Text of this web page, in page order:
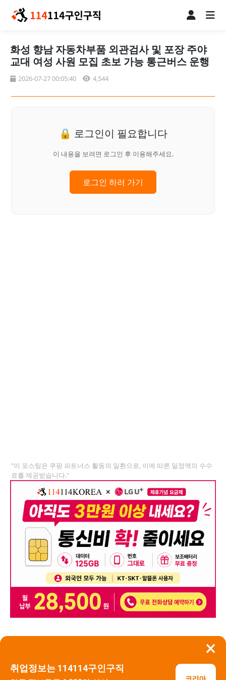
×
취업정보는 114114구인구직
화성 향남 자동차부품 외관검사 및 포장 주야
교대 여성 사원 모집 초보 가능 통근버스 운행
2026-07-27 00:05:40 4,544
🔒 로그인이 필요합니다
이 내용을 보려면 로그인 후 이용해주세요.
로그인 하러 가기
"이 포스팅은 쿠팡 파트너스 활동의 일환으로, 이에 따른 일정액의 수수
료를 제공받습니다."